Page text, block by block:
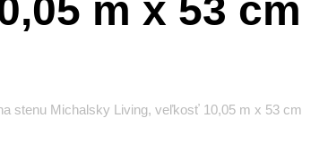
m x 53 cm
stenu Michalsky Living, veľkosť 10,05 m x 53 cm